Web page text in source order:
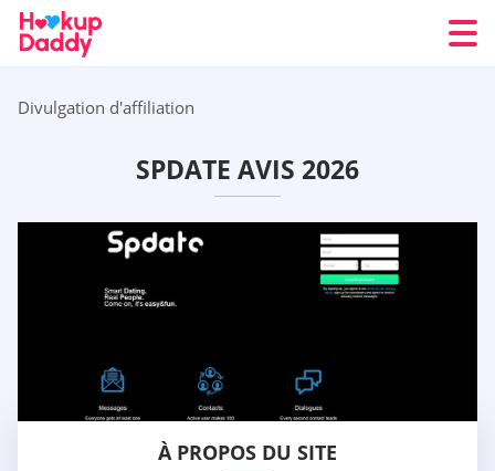
Divulgation d'affiliation
SPDATE AVIS 2026
À PROPOS DU SITE